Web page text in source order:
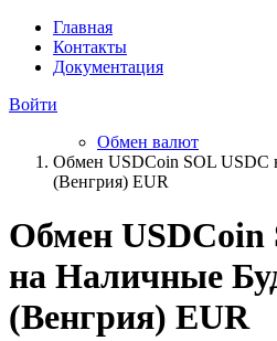
Главная
Контакты
Документация
Войти
Обмен валют
Обмен USDCoin SOL USDC
(Венгрия) EUR
Обмен USDCoin
на Наличные
(Венгрия) EUR